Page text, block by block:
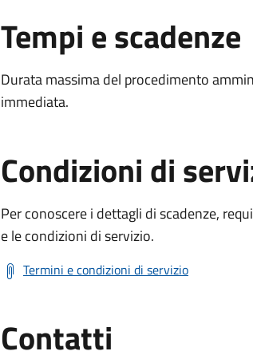
Tempi e scadenze
Durata massima del procedimento
immediata.
Condizioni di
Per conoscere i dettagli di scadenze,
e le condizioni di servizio.
Termini e condizioni di servizio
Contatti